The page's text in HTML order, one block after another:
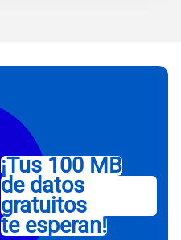
¡Tus 100 MB
de datos
gratuitos
te esperan!